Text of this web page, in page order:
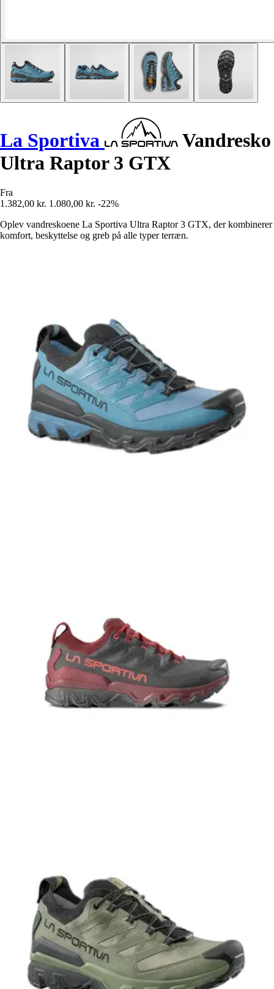
La Sportiva
Vandresko
Ultra Raptor 3 GTX
Fra
1.382,00 kr. 1.080,00 kr. -22%
Oplev vandreskoene La Sportiva Ultra Raptor 3 GTX, der kombinerer
komfort, beskyttelse og greb på alle typer terræn.